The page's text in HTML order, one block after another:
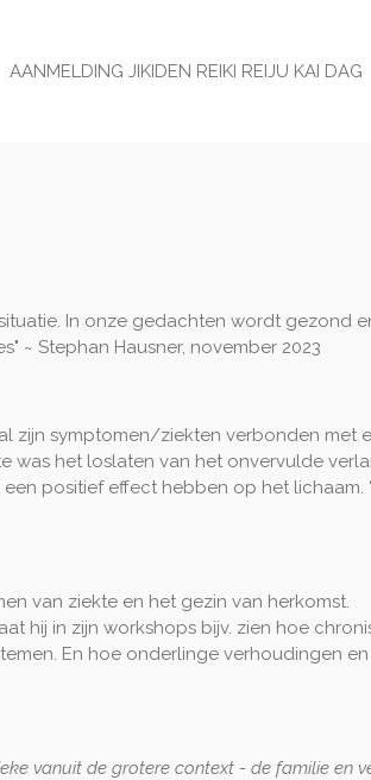
AANMELDING JIKIDEN REIKI REIJU KAI DAG
In onze gedachten wordt gezond
~ Stephan Hausner, november 2023
zijn symptomen/ziekten verbonden met
was het loslaten van het onvervulde
positief effect hebben op het lichaam.
van ziekte en het gezin van herkomst.
hij in zijn workshops bijv. zien hoe
En hoe onderlinge verhoudingen en
vanuit de grotere context - de familie en